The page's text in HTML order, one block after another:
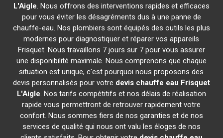
L'Aigle. Nous offrons des interventions rapides et efficaces
pour vous éviter les désagréments dus à une panne de
chauffe-eau. Nos plombiers sont équipés des outils les plus
modernes pour diagnostiquer et réparer vos appareils
Frisquet. Nous travaillons 7 jours sur 7 pour vous assurer
une disponibilité maximale. Nous comprenons que chaque
situation est unique, c'est pourquoi nous proposons des
devis personnalisés pour votre devis chauffe eau Frisquet
L'Aigle. Nos tarifs compétitifs et nos délais de réalisation
rapide vous permettront de retrouver rapidement votre
confort. Nous sommes fiers de nos garanties et de nos
services de qualité qui nous ont valu les éloges de nos